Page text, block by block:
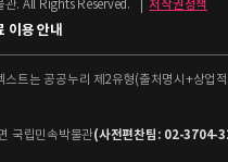
. All Rights Reserved.
저작권정책
이용 안내
스트는 공공누리 제2유형(출처명시+상업
국립민속박물관(사전편찬팀: 02-3704-